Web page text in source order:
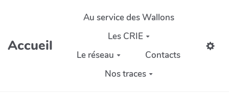
Aller au contenu principal
Accueil
Au service des Wallons
Les CRIE
Le réseau
Contacts
Nos traces